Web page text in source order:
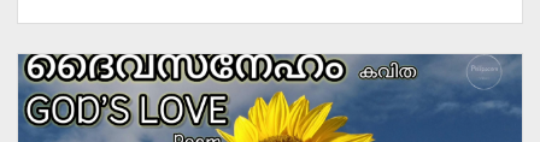
A
Loving
Remembrance
Of